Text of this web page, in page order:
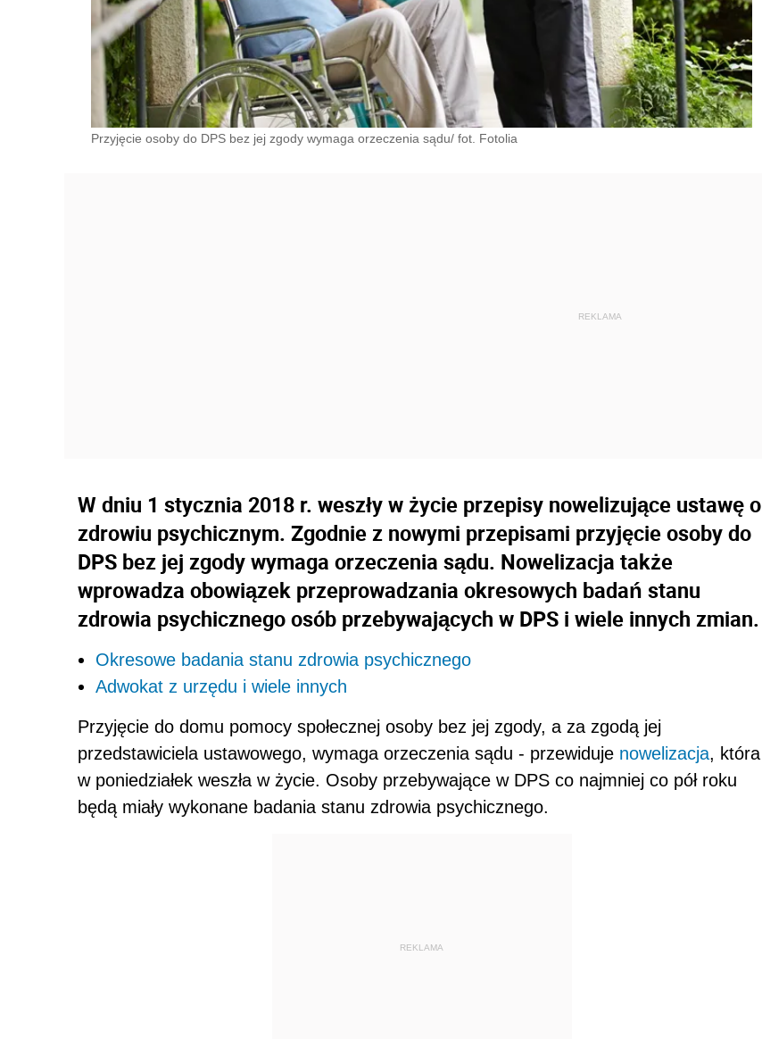
Przyjęcie osoby do DPS bez jej zgody wymaga orzeczenia sądu/ fot. Fotolia
W dniu 1 stycznia 2018 r. weszły w życie przepisy nowelizujące ustawę o
zdrowiu psychicznym. Zgodnie z nowymi przepisami przyjęcie osoby do
DPS bez jej zgody wymaga orzeczenia sądu. Nowelizacja także
wprowadza obowiązek przeprowadzania okresowych badań stanu
zdrowia psychicznego osób przebywających w DPS i wiele innych zmian.
Okresowe badania stanu zdrowia psychicznego
Adwokat z urzędu i wiele innych
Przyjęcie do domu pomocy społecznej osoby bez jej zgody, a za zgodą jej
przedstawiciela ustawowego, wymaga orzeczenia sądu - przewiduje nowelizacja, która
w poniedziałek weszła w życie. Osoby przebywające w DPS co najmniej co pół roku
będą miały wykonane badania stanu zdrowia psychicznego.
REKLAMA